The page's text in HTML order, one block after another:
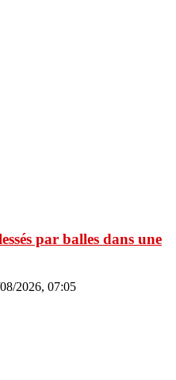
par balles dans une
2026, 07:05